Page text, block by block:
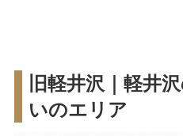
旧軽井沢｜軽井
いのエリア